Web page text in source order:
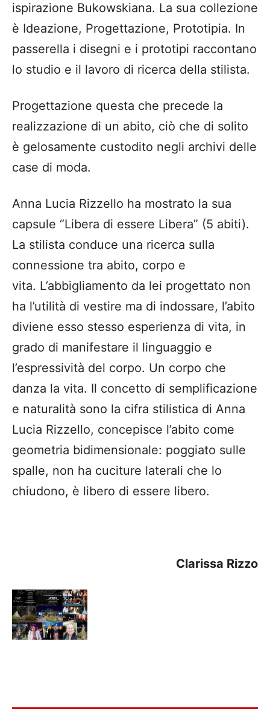
ispirazione Bukowskiana. La sua collezione
è Ideazione, Progettazione, Prototipia. In
passerella i disegni e i prototipi raccontano
lo studio e il lavoro di ricerca della stilista.
Progettazione questa che precede la
realizzazione di un abito, ciò che di solito
è gelosamente custodito negli archivi delle
case di moda.
Anna Lucia Rizzello ha mostrato la sua
capsule “Libera di essere Libera” (5 abiti).
La stilista conduce una ricerca sulla
connessione tra abito, corpo e
vita. L’abbigliamento da lei progettato non
ha l’utilità di vestire ma di indossare, l’abito
diviene esso stesso esperienza di vita, in
grado di manifestare il linguaggio e
l’espressività del corpo. Un corpo che
danza la vita. Il concetto di semplificazione
e naturalità sono la cifra stilistica di Anna
Lucia Rizzello, concepisce l’abito come
geometria bidimensionale: poggiato sulle
spalle, non ha cuciture laterali che lo
chiudono, è libero di essere libero.
Clarissa Rizzo